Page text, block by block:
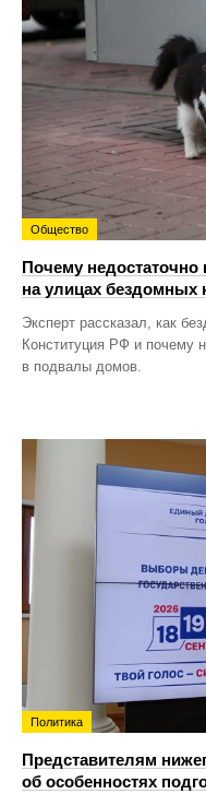
Общество
Почему недостаточно
на улицах бездомных
Эксперт рассказал, как
Конституция РФ и почему
в подвалы домов.
Политика
Представителям
об особенностях